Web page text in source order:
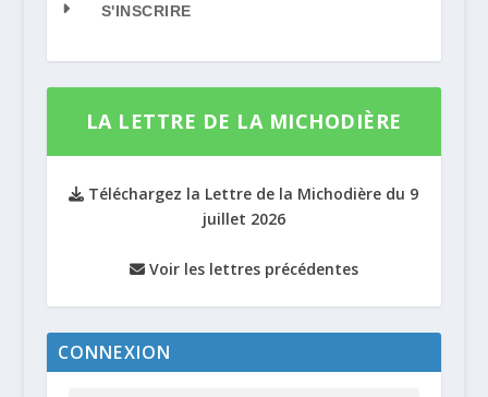
S'INSCRIRE
LA LETTRE DE LA MICHODIÈRE
Téléchargez la Lettre de la Michodière du 9
juillet 2026
Voir les lettres précédentes
CONNEXION